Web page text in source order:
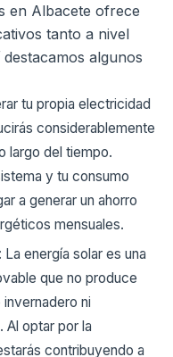
en Albacete ofrece
tanto a nivel
algunos
tu propia electricidad
considerablemente
largo del tiempo.
y tu consumo
a generar un ahorro
mensuales.
: La energía solar es una
que no produce
ni
Al optar por la
contribuyendo a